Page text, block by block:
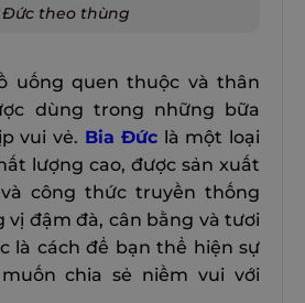
Đức theo thùng
uống quen thuộc và thân
dùng trong những bữa
vui vẻ. Bia Đức là một loại
lượng cao, được sản xuất
công thức truyền thống
vị đậm đà, cân bằng và tươi
là cách để bạn thể hiện sự
chia sẻ niềm vui với